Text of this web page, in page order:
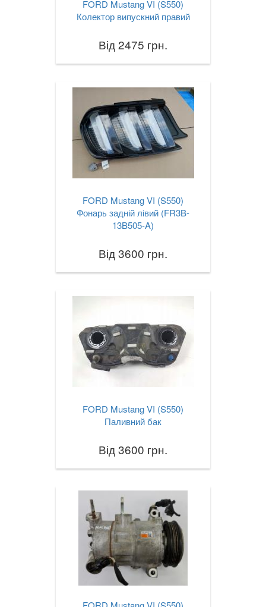
FORD Mustang VI (S550)
Колектор випускний правий
Від 2475 грн.
FORD Mustang VI (S550)
Фонарь задній лівий (FR3B-
13B505-A)
Від 3600 грн.
FORD Mustang VI (S550)
Паливний бак
Від 3600 грн.